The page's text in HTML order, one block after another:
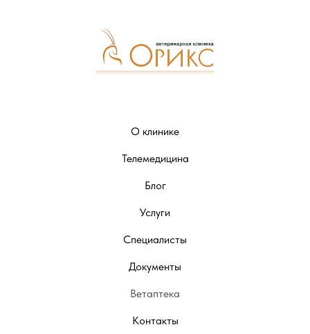
О клинике
Телемедицина
Блог
Услуги
Специалисты
Документы
Ветаптека
Контакты